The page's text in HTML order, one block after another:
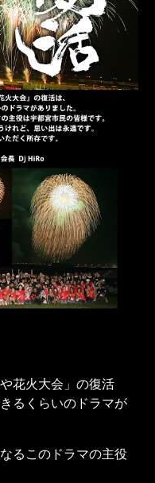
花火大会」の復活
るくらいのドラマが
るこのドラマの主役